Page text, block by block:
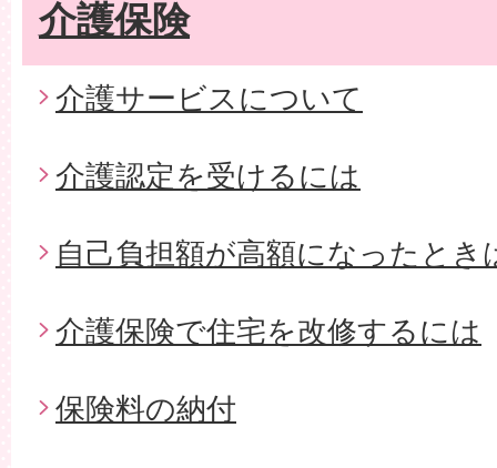
介護保険
介護サービスについて
介護認定を受けるには
自己負担額が高額になったとき
介護保険で住宅を改修するには
保険料の納付